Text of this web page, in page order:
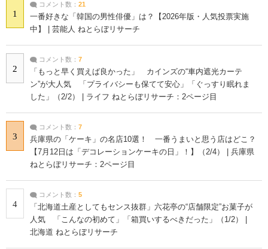
1
コメント数： 21
一番好きな「韓国の男性俳優」は？【2026年版・人気投票実施
中】 | 芸能人 ねとらぼリサーチ
2
コメント数： 7
「もっと早く買えば良かった」 カインズの“車内遮光カーテ
ン”が大人気 「プライバシーも保てて安心」「ぐっすり眠れま
した」（2/2） | ライフ ねとらぼリサーチ：2ページ目
3
コメント数： 7
兵庫県の「ケーキ」の名店10選！ 一番うまいと思う店はどこ？
【7月12日は「デコレーションケーキの日」！】（2/4） | 兵庫県
ねとらぼリサーチ：2ページ目
4
コメント数： 5
「北海道土産としてもセンス抜群」六花亭の“店舗限定”お菓子が
人気 「こんなの初めて」「箱買いするべきだった」（1/2） |
北海道 ねとらぼリサーチ